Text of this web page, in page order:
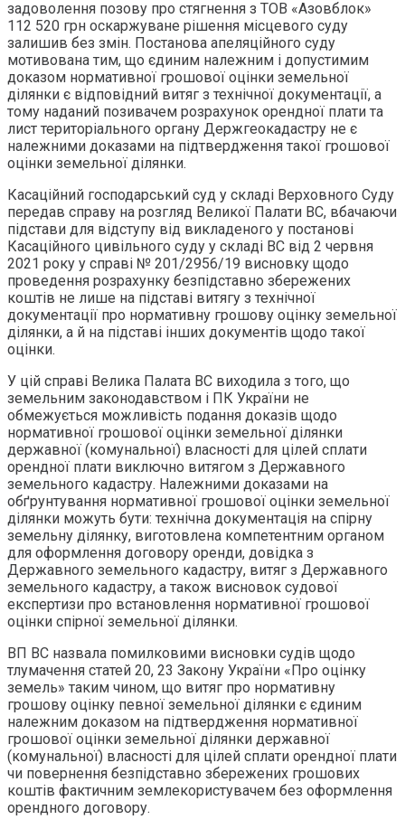
задоволення позову про стягнення з ТОВ «Азовблок»
112 520 грн оскаржуване рішення місцевого суду
залишив без змін. Постанова апеляційного суду
мотивована тим, що єдиним належним і допустимим
доказом нормативної грошової оцінки земельної
ділянки є відповідний витяг з технічної документації, а
тому наданий позивачем розрахунок орендної плати та
лист територіального органу Держгеокадастру не є
належними доказами на підтвердження такої грошової
оцінки земельної ділянки.
Касаційний господарський суд у складі Верховного Суду
передав справу на розгляд Великої Палати ВС, вбачаючи
підстави для відступу від викладеного у постанові
Касаційного цивільного суду у складі ВС від 2 червня
2021 року у справі № 201/2956/19 висновку щодо
проведення розрахунку безпідставно збережених
коштів не лише на підставі витягу з технічної
документації про нормативну грошову оцінку земельної
ділянки, а й на підставі інших документів щодо такої
оцінки.
У цій справі Велика Палата ВС виходила з того, що
земельним законодавством і ПК України не
обмежується можливість подання доказів щодо
нормативної грошової оцінки земельної ділянки
державної (комунальної) власності для цілей сплати
орендної плати виключно витягом з Державного
земельного кадастру. Належними доказами на
обґрунтування нормативної грошової оцінки земельної
ділянки можуть бути: технічна документація на спірну
земельну ділянку, виготовлена компетентним органом
для оформлення договору оренди, довідка з
Державного земельного кадастру, витяг з Державного
земельного кадастру, а також висновок судової
експертизи про встановлення нормативної грошової
оцінки спірної земельної ділянки.
ВП ВС назвала помилковими висновки судів щодо
тлумачення статей 20, 23 Закону України «Про оцінку
земель» таким чином, що витяг про нормативну
грошову оцінку певної земельної ділянки є єдиним
належним доказом на підтвердження нормативної
грошової оцінки земельної ділянки державної
(комунальної) власності для цілей сплати орендної плати
чи повернення безпідставно збережених грошових
коштів фактичним землекористувачем без оформлення
орендного договору.